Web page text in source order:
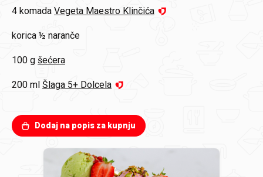
4 komada Vegeta Maestro Klinčića
korica ½ naranče
100 g šećera
200 ml Šlaga 5+ Dolcela
Dodaj na popis za kupnju